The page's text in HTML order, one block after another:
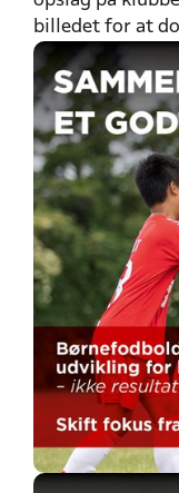
billedet for at